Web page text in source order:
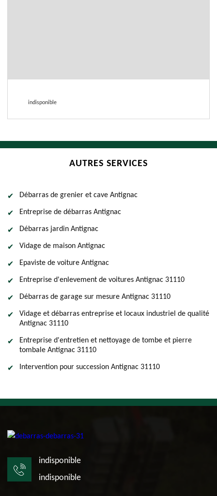
indisponible
AUTRES SERVICES
Débarras de grenier et cave Antignac
Entreprise de débarras Antignac
Débarras jardin Antignac
Vidage de maison Antignac
Epaviste de voiture Antignac
Entreprise d'enlevement de voitures Antignac 31110
Débarras de garage sur mesure Antignac 31110
Vidage et débarras entreprise et locaux industriel de qualité
Antignac 31110
Entreprise d'entretien et nettoyage de tombe et pierre
tombale Antignac 31110
Intervention pour succession Antignac 31110
indisponible
indisponible